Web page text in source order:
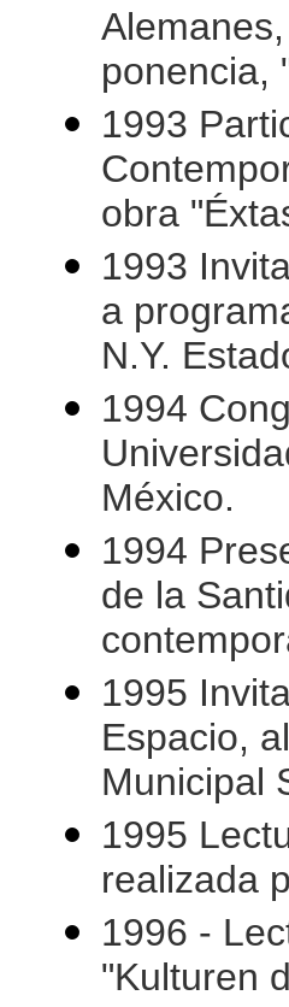
ponencia,
1993
obra
1993
a
N.Y.
1994
México.
1994
de la
1995
Espacio,
Municipal
1995
realizada
1996 -
"Kulturen